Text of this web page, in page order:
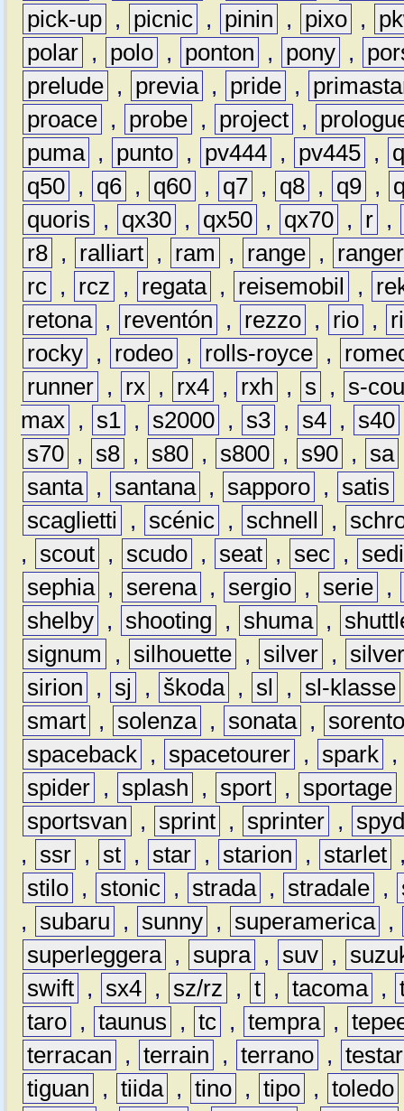
pick-up , picnic , pinin , pixo ,
polar , polo , ponton , pony ,
prelude , previa , pride ,
proace , probe , project ,
puma , punto , pv444 , pv445 ,
q50 , q6 , q60 , q7 , q8 , q9 ,
quoris
, qx30 , qx50 , qx70 , r ,
r8 , ralliart , ram , range ,
ranger
rc , rcz , regata , reisemobil ,
retona , reventón , rezzo , rio ,
rocky , rodeo , rolls-royce ,
runner , rx , rx4 , rxh , s ,
s-
max , s1 , s2000 , s3 , s4 , s40
s70 , s8 , s80 , s800 , s90 , sa
santa , santana , sapporo , satis
scaglietti
, scénic , schnell ,
,
scout , scudo , seat , sec ,
sephia , serena , sergio , serie ,
shelby , shooting , shuma ,
signum
, silhouette , silver ,
sirion
, sj , škoda , sl , sl-klasse
smart , solenza , sonata ,
spaceback , spacetourer , spark ,
spider , splash , sport , sportage
sportsvan
, sprint , sprinter ,
,
ssr , st , star , starion , starlet
stilo , stonic , strada , stradale ,
,
subaru , sunny , superamerica ,
superleggera , supra , suv ,
swift , sx4 , sz/rz , t , tacoma ,
taro , taunus , tc , tempra ,
terracan
, terrain , terrano ,
tiguan
, tiida , tino , tipo , toledo